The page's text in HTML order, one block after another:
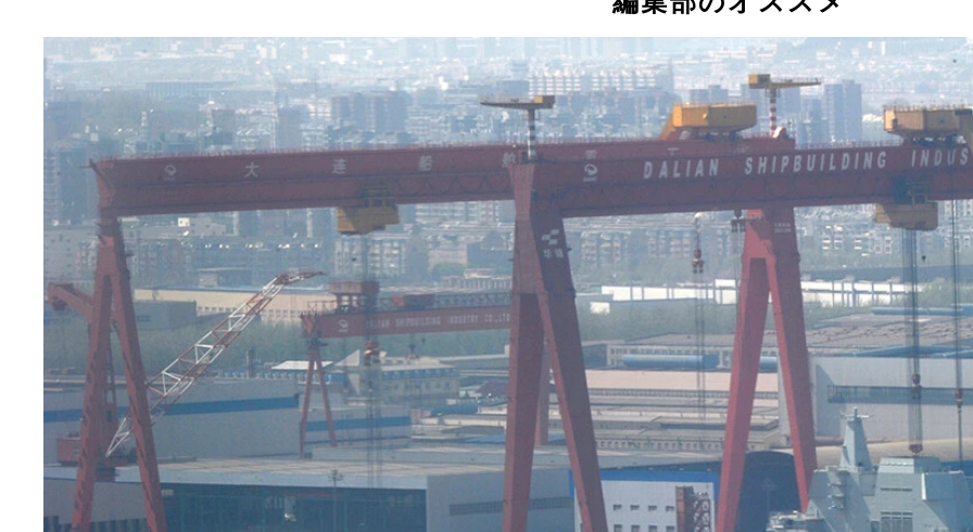
台湾周辺での演習を終えた後も「山東」率いる空母艦隊は航行を続け、日本のEEZをかすめるように移動。沖
機を搭載した空母の圧力が本格化した場合、対応は困難を極める
社会の授業で「日本最南端地点」として習う沖ノ鳥島は東京から1700㎞、小笠原諸島・父島から900㎞、硫黄島
コンクリートで保全された東小島と北小島、観測所基盤、そして2020年から運用が開始された観測拠点施設の4